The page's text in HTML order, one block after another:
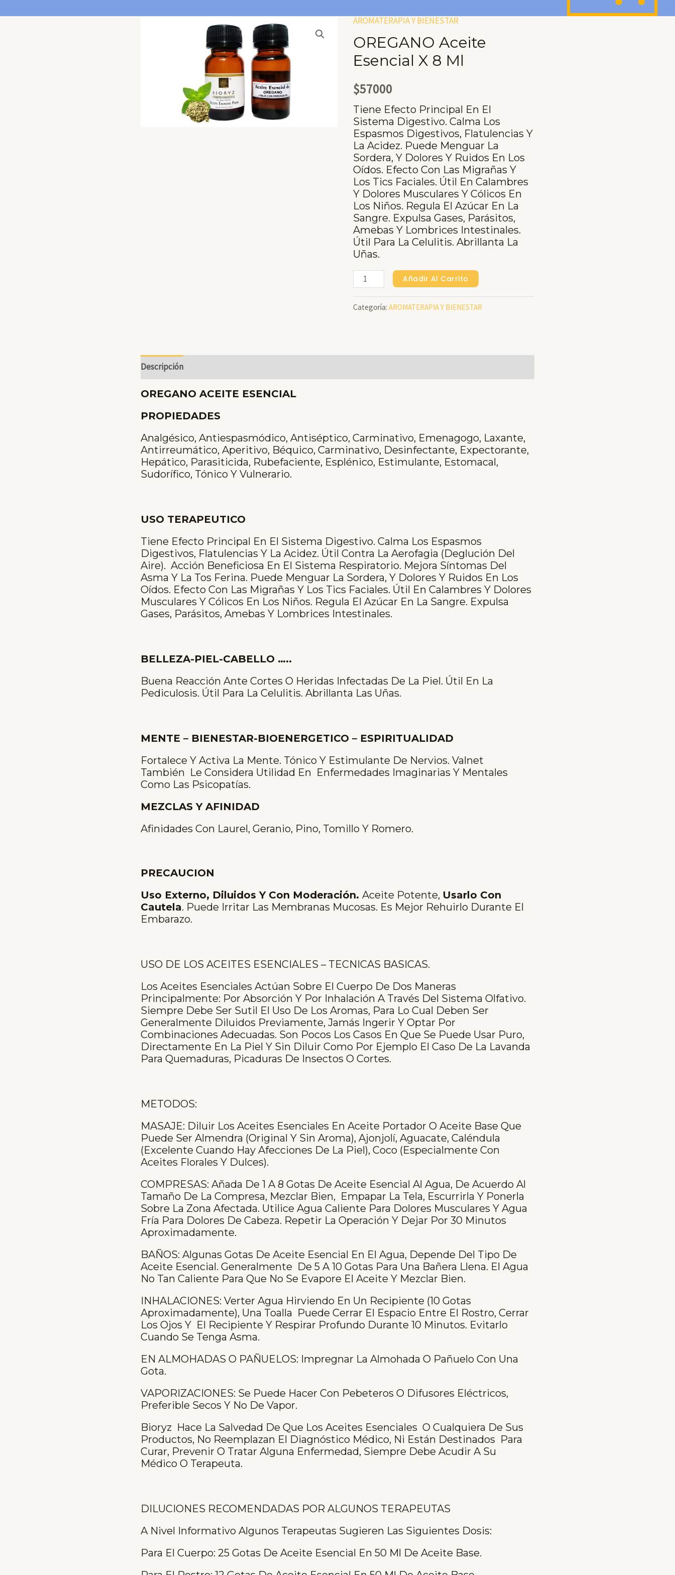
AROMATERAPIA Y BIENESTAR
OREGANO Aceite
Esencial X 8 Ml
$57000
Tiene Efecto Principal En El
Sistema Digestivo. Calma Los
Espasmos Digestivos, Flatulencias Y
La Acidez. Puede Menguar La
Sordera, Y Dolores Y Ruidos En Los
Oídos. Efecto Con Las Migrañas Y
Los Tics Faciales. Útil En Calambres
Y Dolores Musculares Y Cólicos En
Los Niños. Regula El Azúcar En La
Sangre. Expulsa Gases, Parásitos,
Amebas Y Lombrices Intestinales.
Útil Para La Celulitis. Abrillanta La
Uñas.
OREGANO
Esencial
Ml
Añadir Al Carrito
Categoría:AROMATERAPIA Y BIENESTAR
Descripción
OREGANO ACEITE ESENCIAL
PROPIEDADES
Analgésico, Antiespasmódico, Antiséptico, Carminativo, Emenagogo, Laxante,
Antirreumático, Aperitivo, Béquico, Carminativo, Desinfectante, Expectorante,
Hepático, Parasiticida, Rubefaciente, Esplénico, Estimulante, Estomacal,
Sudorífico, Tónico Y Vulnerario.
USO TERAPEUTICO
Tiene Efecto Principal En El Sistema Digestivo. Calma Los Espasmos
Digestivos, Flatulencias Y La Acidez. Útil Contra La Aerofagia (deglución Del
Aire). Acción Beneficiosa En El Sistema Respiratorio. Mejora Síntomas Del
Asma Y La Tos Ferina. Puede Menguar La Sordera, Y Dolores Y Ruidos En Los
Oídos. Efecto Con Las Migrañas Y Los Tics Faciales. Útil En Calambres Y Dolores
Musculares Y Cólicos En Los Niños. Regula El Azúcar En La Sangre. Expulsa
Gases, Parásitos, Amebas Y Lombrices Intestinales.
BELLEZA-PIEL-CABELLO …..
Buena Reacción Ante Cortes O Heridas Infectadas De La Piel. Útil En La
Pediculosis. Útil Para La Celulitis. Abrillanta Las Uñas.
MENTE – BIENESTAR-BIOENERGETICO – ESPIRITUALIDAD
Fortalece Y Activa La Mente. Tónico Y Estimulante De Nervios. Valnet
También Le Considera Utilidad En Enfermedades Imaginarias Y Mentales
Como Las Psicopatías.
MEZCLAS Y AFINIDAD
Afinidades Con Laurel, Geranio, Pino, Tomillo Y Romero.
PRECAUCION
Uso Externo, Diluidos Y Con Moderación. Aceite Potente, Usarlo Con
Cautela. Puede Irritar Las Membranas Mucosas. Es Mejor Rehuirlo Durante El
Embarazo.
USO DE LOS ACEITES ESENCIALES – TECNICAS BASICAS.
Los Aceites Esenciales Actúan Sobre El Cuerpo De Dos Maneras
Principalmente: Por Absorción Y Por Inhalación A Través Del Sistema Olfativo.
Siempre Debe Ser Sutil El Uso De Los Aromas, Para Lo Cual Deben Ser
Generalmente Diluidos Previamente, Jamás Ingerir Y Optar Por
Combinaciones Adecuadas. Son Pocos Los Casos En Que Se Puede Usar Puro,
Directamente En La Piel Y Sin Diluir Como Por Ejemplo El Caso De La Lavanda
Para Quemaduras, Picaduras De Insectos O Cortes.
METODOS:
MASAJE: Diluir Los Aceites Esenciales En Aceite Portador O Aceite Base Que
Puede Ser Almendra (original Y Sin Aroma), Ajonjolí, Aguacate, Caléndula
(excelente Cuando Hay Afecciones De La Piel), Coco (especialmente Con
Aceites Florales Y Dulces).
COMPRESAS: Añada De 1 A 8 Gotas De Aceite Esencial Al Agua, De Acuerdo Al
Tamaño De La Compresa, Mezclar Bien, Empapar La Tela, Escurrirla Y Ponerla
Sobre La Zona Afectada. Utilice Agua Caliente Para Dolores Musculares Y Agua
Fría Para Dolores De Cabeza. Repetir La Operación Y Dejar Por 30 Minutos
Aproximadamente.
BAÑOS: Algunas Gotas De Aceite Esencial En El Agua, Depende Del Tipo De
Aceite Esencial. Generalmente De 5 A 10 Gotas Para Una Bañera Llena. El Agua
No Tan Caliente Para Que No Se Evapore El Aceite Y Mezclar Bien.
INHALACIONES: Verter Agua Hirviendo En Un Recipiente (10 Gotas
Aproximadamente), Una Toalla Puede Cerrar El Espacio Entre El Rostro, Cerrar
Los Ojos Y El Recipiente Y Respirar Profundo Durante 10 Minutos. Evitarlo
Cuando Se Tenga Asma.
EN ALMOHADAS O PAÑUELOS: Impregnar La Almohada O Pañuelo Con Una
Gota.
VAPORIZACIONES: Se Puede Hacer Con Pebeteros O Difusores Eléctricos,
Preferible Secos Y No De Vapor.
Bioryz Hace La Salvedad De Que Los Aceites Esenciales O Cualquiera De Sus
Productos, No Reemplazan El Diagnóstico Médico, Ni Están Destinados Para
Curar, Prevenir O Tratar Alguna Enfermedad, Siempre Debe Acudir A Su
Médico O Terapeuta.
DILUCIONES RECOMENDADAS POR ALGUNOS TERAPEUTAS
A Nivel Informativo Algunos Terapeutas Sugieren Las Siguientes Dosis:
Para El Cuerpo: 25 Gotas De Aceite Esencial En 50 Ml De Aceite Base.